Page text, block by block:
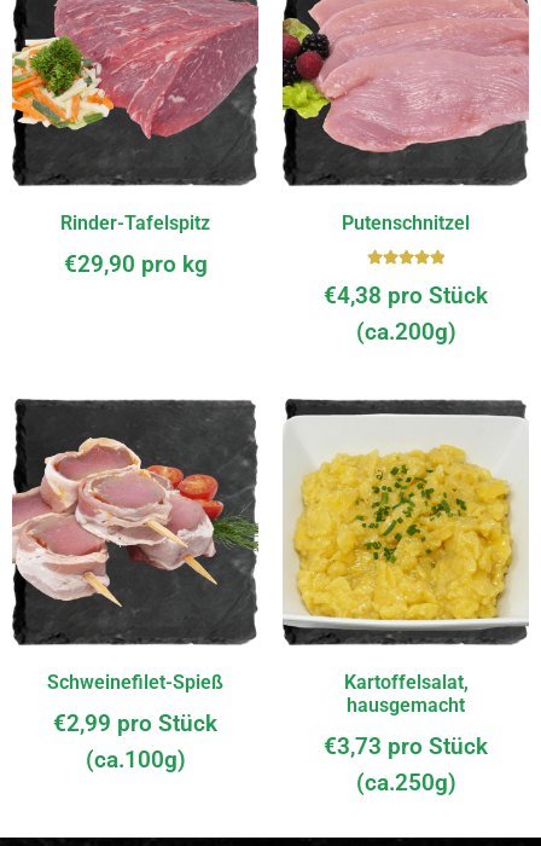
Rinder-Tafelspitz
€29,90 pro kg
Putenschnitzel
t mit
5.00von
5
€4,38 pro Stück
(ca.200g)
Schweinefilet-Spieß
€2,99 pro Stück
(ca.100g)
Kartoffelsalat,
hausgemacht
€3,73 pro Stück
(ca.250g)